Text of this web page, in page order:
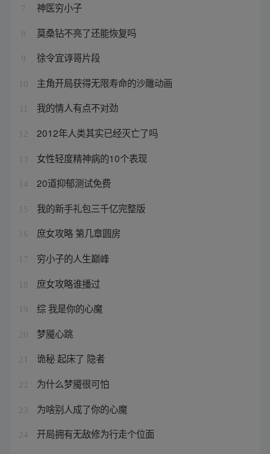
7 神医穷小子
8 莫桑钻不亮了还能恢复吗
9 徐令宜谆哥片段
10 主角开局获得无限寿命的沙雕动画
我的情人有点不对劲
12 2012年人类其实已经灭亡了吗
13 女性轻度精神病的10个表现
14 20道抑郁测试免费
15 我的新手礼包三千亿完整版
16 庶女攻略 第几章圆房
17 穷小子的人生巅峰
18 庶女攻略谁播过
19 综 我是你的心魔
20 梦魇心跳
21 诡秘 起床了 隐者
22 为什么梦魇很可怕
23 为啥别人成了你的心魔
24
开局拥有无敌修为行走个位面